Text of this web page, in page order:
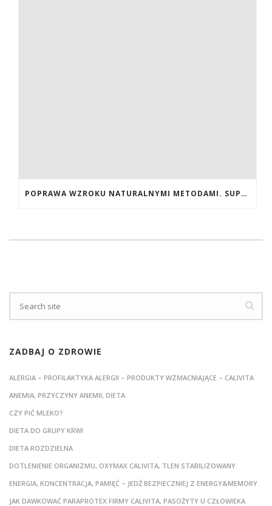
POPRAWA WZROKU NATURALNYMI METODAMI. SUPLEMENTY CALIVITA NA POPRAWĘ WZROKU
ZADBAJ O ZDROWIE
ALERGIA – PROFILAKTYKA ALERGII – PRODUKTY WZMACNIAJĄCE – CALIVITA
ANEMIA, PRZYCZYNY ANEMII, DIETA
CZY PIĆ MLEKO?
DIETA DO GRUPY KRWI
DIETA ROZDZIELNA
DOTLENIENIE ORGANIZMU, OXYMAX CALIVITA, TLEN STABILIZOWANY
ENERGIA, KONCENTRACJA, PAMIĘĆ – JEDŹ BEZPIECZNIEJ Z ENERGY&MEMORY
JAK DAWKOWAĆ PARAPROTEX FIRMY CALIVITA, PASOŻYTY U CZŁOWIEKA